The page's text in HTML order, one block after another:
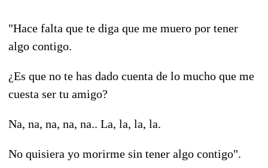
"Hace falta que te diga que me muero por tener
algo contigo.
¿Es que no te has dado cuenta de lo mucho que me
cuesta ser tu amigo?
Na, na, na, na, na.. La, la, la, la.
No quisiera yo morirme sin tener algo contigo".